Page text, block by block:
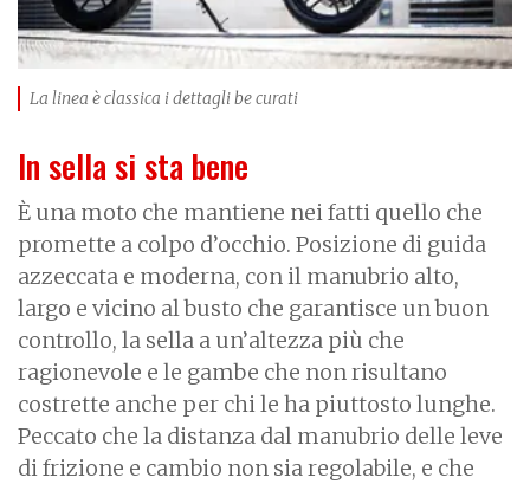
La linea è classica i dettagli be curati
In sella si sta bene
È una moto che mantiene nei fatti quello che
promette a colpo d’occhio. Posizione di guida
azzeccata e moderna, con il manubrio alto,
largo e vicino al busto che garantisce un buon
controllo, la sella a un’altezza più che
ragionevole e le gambe che non risultano
costrette anche per chi le ha piuttosto lunghe.
Peccato che la distanza dal manubrio delle leve
di frizione e cambio non sia regolabile, e che